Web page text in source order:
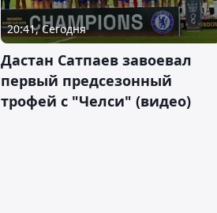
20:41, Сегодня
Дастан Сатпаев завоевал
первый предсезонный
трофей с "Челси" (видео)